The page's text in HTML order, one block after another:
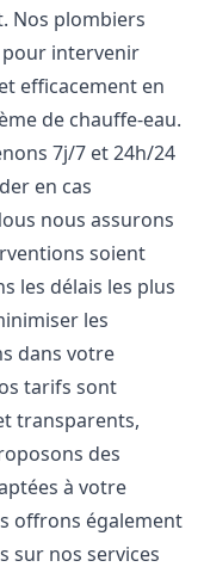
Nos plombiers
intervenir
efficacement en
de chauffe-eau.
7j/7 et 24h/24
en cas
nous assurons
soient
les délais les plus
les
dans votre
tarifs sont
transparents,
des
à votre
offrons également
sur nos services